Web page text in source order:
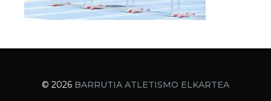
© 2026 BARRUTIA ATLETISMO ELKARTEA